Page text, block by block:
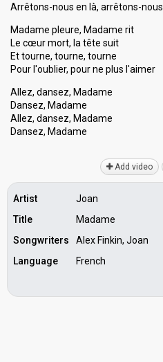
Arrêtons-nous en là, arrêtons-nous
Madame pleure, Madame rit
Le cœur mort, la tête suit
Et tourne, tourne, tourne
Pour l'oublier, pour ne plus l'aimer
Allez, dansez, Madame
Dansez, Madame
Allez, dansez, Madame
Danѕez, Madаme
Add video
Artist
Joan
Title
Madame
Songwriters
Alex Finkin, Joan
Language
French